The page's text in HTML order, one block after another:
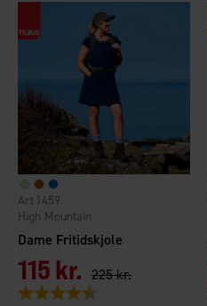
Dame Fritidskjole
High Mountain
1459
115 kr. 225 kr.
Vurdering: